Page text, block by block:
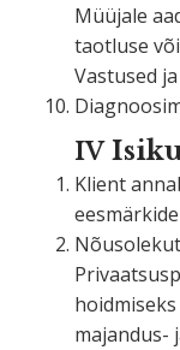
Müüjale
taotluse
Vastused
IV
Klient
majandus-